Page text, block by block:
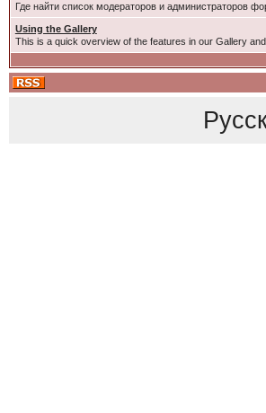
Где найти список модераторов и администраторов
Using the Gallery
This is a quick overview of the features in our Gallery